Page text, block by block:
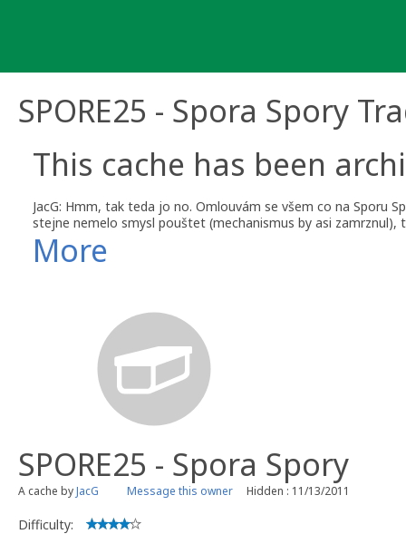
SPORE25 - Spora Spory
This cache has been
JacG: Hmm, tak teda jo no. Omlouvám se všem co na Sporu
stejne nemelo smysl pouštet (mechanismus by asi
More
SPORE25 - Spora Spory
A cache byJacG Message this owner Hidden : 11/13/2011
Difficulty: